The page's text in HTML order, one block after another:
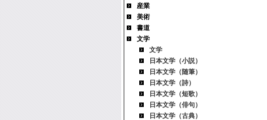
産業
美術
書道
文学
文学
日本文学（小説）
日本文学（随筆）
日本文学（詩）
日本文学（短歌）
日本文学（俳句）
日本文学（古典）